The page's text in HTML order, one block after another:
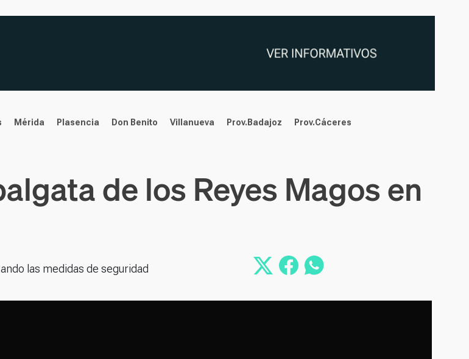
Mérida Plasencia Don Benito Villanueva Prov.Badajoz Prov.Cáceres
de los Reyes Magos en
las medidas de seguridad